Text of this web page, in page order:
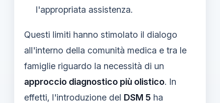
l'appropriata assistenza.
Questi limiti hanno stimolato il dialogo
all'interno della comunità medica e tra le
famiglie riguardo la necessità di un
approccio diagnostico più olistico. In
effetti, l'introduzione del DSM 5 ha